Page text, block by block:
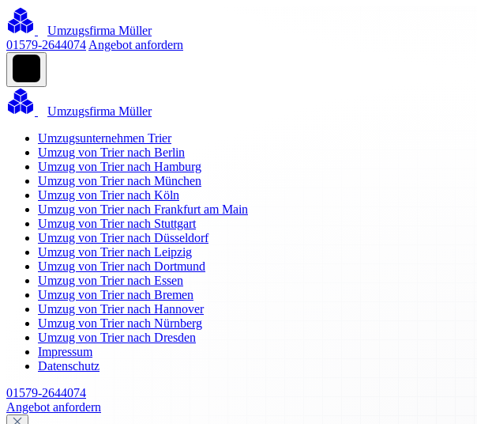
Umzugsfirma Müller
01579-2644074 Angebot anfordern
Umzugsfirma Müller
Umzugsunternehmen Trier
Umzug von Trier nach Berlin
Umzug von Trier nach Hamburg
Umzug von Trier nach München
Umzug von Trier nach Köln
Umzug von Trier nach Frankfurt am Main
Umzug von Trier nach Stuttgart
Umzug von Trier nach Düsseldorf
Umzug von Trier nach Leipzig
Umzug von Trier nach Dortmund
Umzug von Trier nach Essen
Umzug von Trier nach Bremen
Umzug von Trier nach Hannover
Umzug von Trier nach Nürnberg
Umzug von Trier nach Dresden
Impressum
Datenschutz
01579-2644074
Angebot anfordern